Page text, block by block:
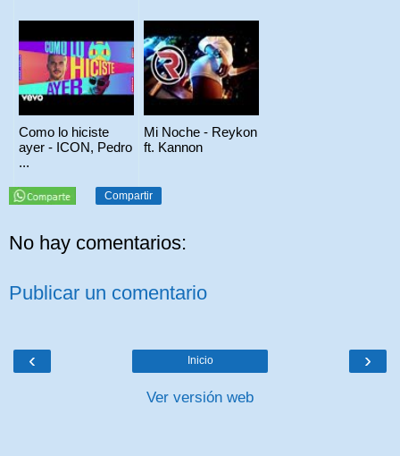
Como lo hiciste
ayer - ICON, Pedro
...
Mi Noche - Reykon
ft. Kannon
Compartir
No hay comentarios:
Publicar un comentario
‹ ›
Inicio
Ver versión web